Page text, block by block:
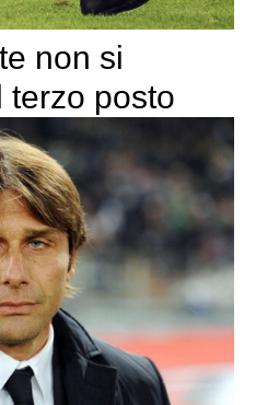
non si
terzo posto